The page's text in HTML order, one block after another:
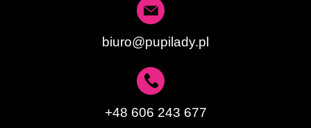
biuro@pupilady.pl
+48 606 243 677